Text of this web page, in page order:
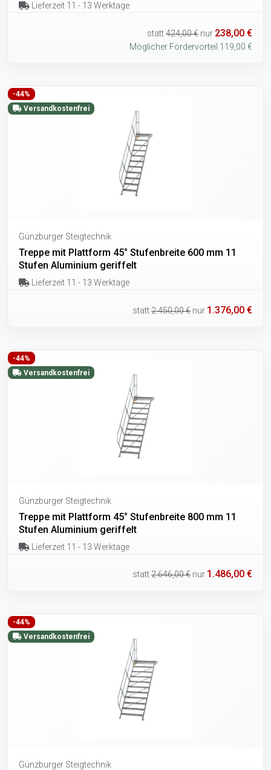
Lieferzeit 11 - 13 Werktage
statt424,00 € nur 238,00 €
Möglicher Fördervorteil 119,00 €
-44%
Versandkostenfrei
Günzburger Steigtechnik
Treppe mit Plattform 45° Stufenbreite 600 mm 11
Stufen Aluminium geriffelt
Lieferzeit 11 - 13 Werktage
statt2.450,00 € nur 1.376,00 €
-44%
Versandkostenfrei
Günzburger Steigtechnik
Treppe mit Plattform 45° Stufenbreite 800 mm 11
Stufen Aluminium geriffelt
Lieferzeit 11 - 13 Werktage
statt2.646,00 € nur 1.486,00 €
-44%
Versandkostenfrei
Günzburger Steigtechnik